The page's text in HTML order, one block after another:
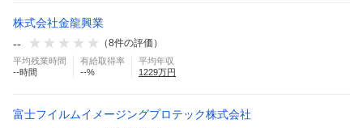
株式会社金龍興業
--
（8件の評価）
平均残業時間
--時間
有給取得率
--%
平均年収
1229万円
富士フイルムイメージングプロテック株式会社